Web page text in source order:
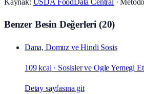
Benzer Besin Değerleri (20)
Dana, Domuz ve Hindi Sosis
109 kcal · Sosisler ve Ogle Yemegi
Detay sayfasına git